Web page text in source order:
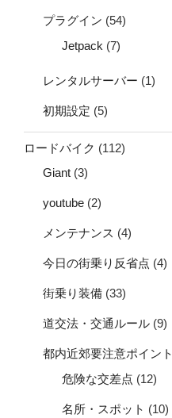
プラグイン (54)
Jetpack (7)
レンタルサーバー (1)
初期設定 (5)
ロードバイク (112)
Giant (3)
youtube (2)
メンテナンス (4)
今日の街乗り反省点 (4)
街乗り装備 (33)
道交法・交通ルール (9)
都内近郊要注意ポイント
危険な交差点 (12)
名所・スポット (10)